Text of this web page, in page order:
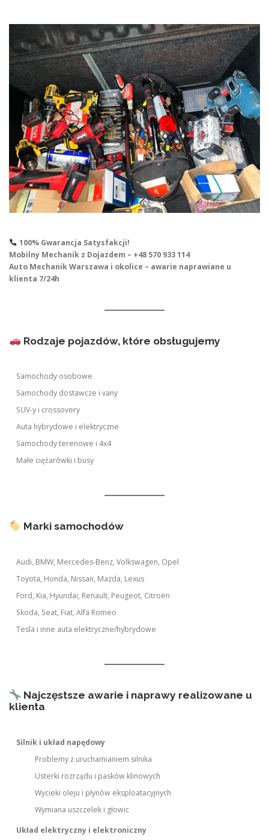
100% Gwarancja Satysfakcji!
Mobilny Mechanik z Dojazdem – +48 570 933 114
Auto Mechanik Warszawa i okolice – awarie naprawiane u
klienta 7/24h
Rodzaje pojazdów, które obsługujemy
Samochody osobowe
Samochody dostawcze i vany
SUV-y i crossovery
Auta hybrydowe i elektryczne
Samochody terenowe i 4x4
Małe ciężarówki i busy
Marki samochodów
Audi, BMW, Mercedes-Benz, Volkswagen, Opel
Toyota, Honda, Nissan, Mazda, Lexus
Ford, Kia, Hyundai, Renault, Peugeot, Citroën
Skoda, Seat, Fiat, Alfa Romeo
Tesla i inne auta elektryczne/hybrydowe
Najczęstsze awarie i naprawy realizowane u
klienta
Silnik i układ napędowy
Problemy z uruchamianiem silnika
Usterki rozrządu i pasków klinowych
Wycieki oleju i płynów eksploatacyjnych
Wymiana uszczelek i głowic
Układ elektryczny i elektroniczny